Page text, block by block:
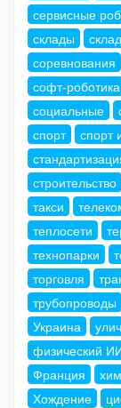
сервисные
склады
соревнования
софт-роботика
социальные
спорт
спорт
строительство
такси
теплосети
технопарки
торговля
трубопроводы
Украина
физический
Франция
Хождение